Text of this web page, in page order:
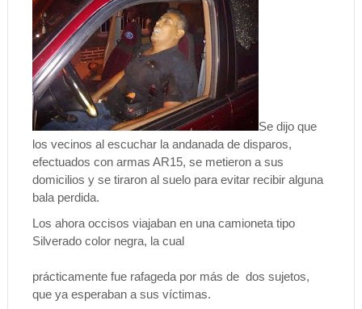
Se dijo que
los vecinos al escuchar la andanada de disparos,
efectuados con armas AR15, se metieron a sus
domicilios y se tiraron al suelo para evitar recibir alguna
bala perdida.
Los ahora occisos viajaban en una camioneta tipo
Silverado color negra, la cual
prácticamente fue rafageda por más de dos sujetos,
que ya esperaban a sus víctimas.